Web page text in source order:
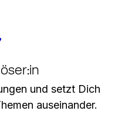
und setzt Dich
auseinander.